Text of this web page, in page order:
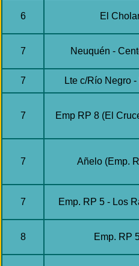
6 El
7 Neuquén -
7 Lte c/Río Negro
7 Emp RP 8 (El
7 Añelo (Emp.
7 Emp. RP 5 - Los
8 Emp. RP